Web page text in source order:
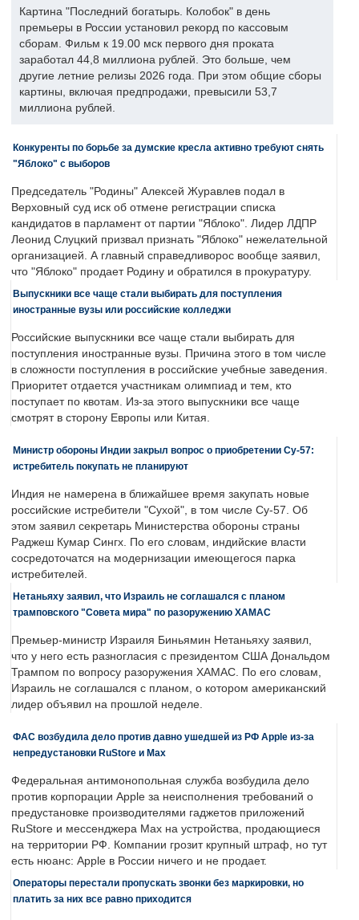
Картина "Последний богатырь. Колобок" в день
премьеры в России установил рекорд по кассовым
сборам. Фильм к 19.00 мск первого дня проката
заработал 44,8 миллиона рублей. Это больше, чем
другие летние релизы 2026 года. При этом общие сборы
картины, включая предпродажи, превысили 53,7
миллиона рублей.
Конкуренты по борьбе за думские кресла активно требуют снять
"Яблоко" с выборов
Председатель "Родины" Алексей Журавлев подал в
Верховный суд иск об отмене регистрации списка
кандидатов в парламент от партии "Яблоко". Лидер ЛДПР
Леонид Слуцкий призвал признать "Яблоко" нежелательной
организацией. А главный справедливорос вообще заявил,
что "Яблоко" продает Родину и обратился в прокуратуру.
Выпускники все чаще стали выбирать для поступления
иностранные вузы или российские колледжи
Российские выпускники все чаще стали выбирать для
поступления иностранные вузы. Причина этого в том числе
в сложности поступления в российские учебные заведения.
Приоритет отдается участникам олимпиад и тем, кто
поступает по квотам. Из-за этого выпускники все чаще
смотрят в сторону Европы или Китая.
Министр обороны Индии закрыл вопрос о приобретении Су-57:
истребитель покупать не планируют
Индия не намерена в ближайшее время закупать новые
российские истребители "Сухой", в том числе Су-57. Об
этом заявил секретарь Министерства обороны страны
Раджеш Кумар Сингх. По его словам, индийские власти
сосредоточатся на модернизации имеющегося парка
истребителей.
Нетаньяху заявил, что Израиль не соглашался с планом
трамповского "Совета мира" по разоружению ХАМАС
Премьер-министр Израиля Биньямин Нетаньяху заявил,
что у него есть разногласия с президентом США Дональдом
Трампом по вопросу разоружения ХАМАС. По его словам,
Израиль не соглашался с планом, о котором американский
лидер объявил на прошлой неделе.
ФАС возбудила дело против давно ушедшей из РФ Apple из-за
непредустановки RuStore и Max
Федеральная антимонопольная служба возбудила дело
против корпорации Apple за неисполнения требований о
предустановке производителями гаджетов приложений
RuStore и мессенджера Max на устройства, продающиеся
на территории РФ. Компании грозит крупный штраф, но тут
есть нюанс: Apple в России ничего и не продает.
Операторы перестали пропускать звонки без маркировки, но
платить за них все равно приходится